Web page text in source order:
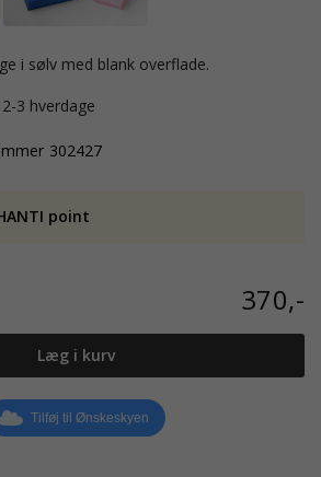
i sølv med blank overflade.
3 hverdage
302427
point
370,-
Læg i kurv
Tilføj til Ønskeskyen